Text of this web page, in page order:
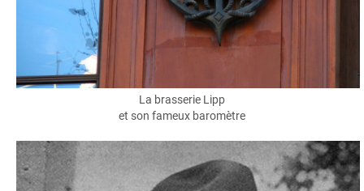
La brasserie Lipp
et son fameux baromètre